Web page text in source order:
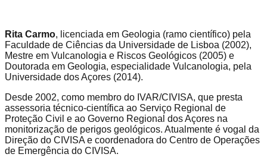
Rita Carmo, licenciada em Geologia (ramo científico) pela
Faculdade de Ciências da Universidade de Lisboa (2002),
Mestre em Vulcanologia e Riscos Geológicos (2005) e
Doutorada em Geologia, especialidade Vulcanologia, pela
Universidade dos Açores (2014).
Desde 2002, como membro do IVAR/CIVISA, que presta
assessoria técnico-científica ao Serviço Regional de
Proteção Civil e ao Governo Regional dos Açores na
monitorização de perigos geológicos. Atualmente é vogal da
Direção do CIVISA e coordenadora do Centro de Operações
de Emergência do CIVISA.